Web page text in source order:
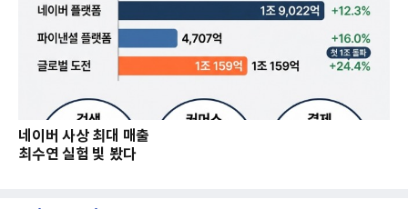
네이버 사상 최대 매출
최수연 실험 빛 봤다